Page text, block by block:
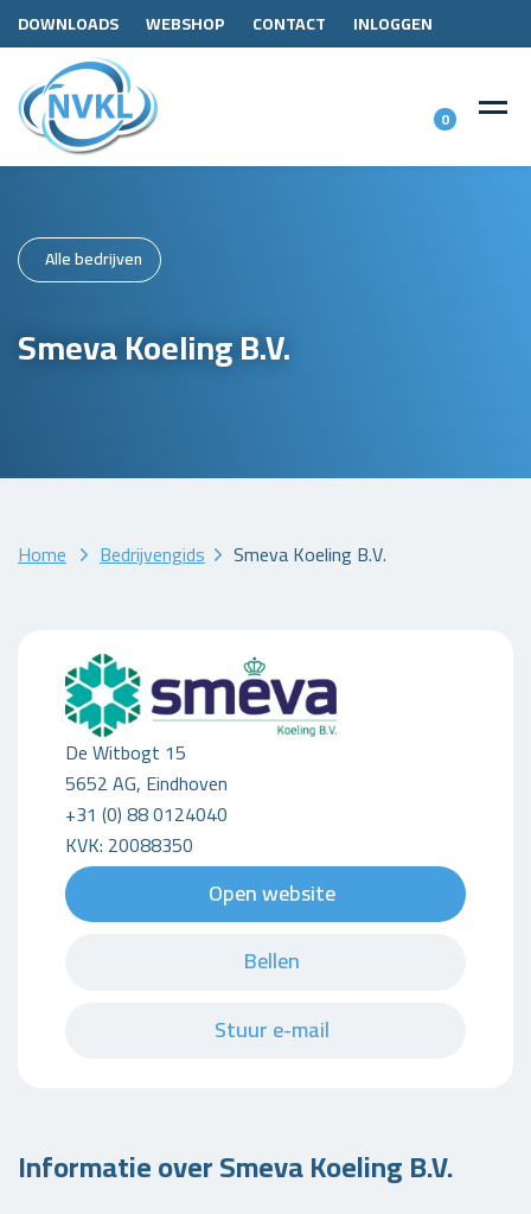
DOWNLOADS WEBSHOP CONTACT INLOGGEN
0
Alle bedrijven
Smeva Koeling B.V.
Home Bedrijvengids Smeva Koeling B.V.
De Witbogt 15
5652 AG, Eindhoven
+31 (0) 88 0124040
KVK: 20088350
Open website
Bellen
Stuur e-mail
Informatie over Smeva Koeling B.V.